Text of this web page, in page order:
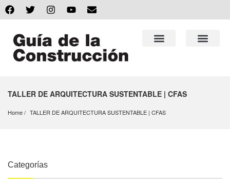
TALLER DE ARQUITECTURA SUSTENTABLE | CFAS
Home TALLER DE ARQUITECTURA SUSTENTABLE | CFAS
Categorías